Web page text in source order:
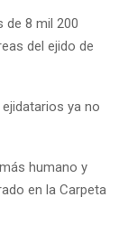
de 8 mil 200
del ejido de
ya no
humano y
en la Carpeta